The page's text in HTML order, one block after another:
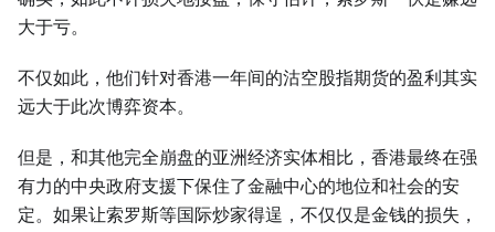
大于亏。
不仅如此，他们针对香港一年间的沽空股指期货的盈利其实
远大于此次博弈资本。
但是，和其他完全崩盘的亚洲经济实体相比，香港最终在强
有力的中央政府支援下保住了金融中心的地位和社会的安
定。如果让索罗斯等国际炒家得逞，不仅仅是金钱的损失，